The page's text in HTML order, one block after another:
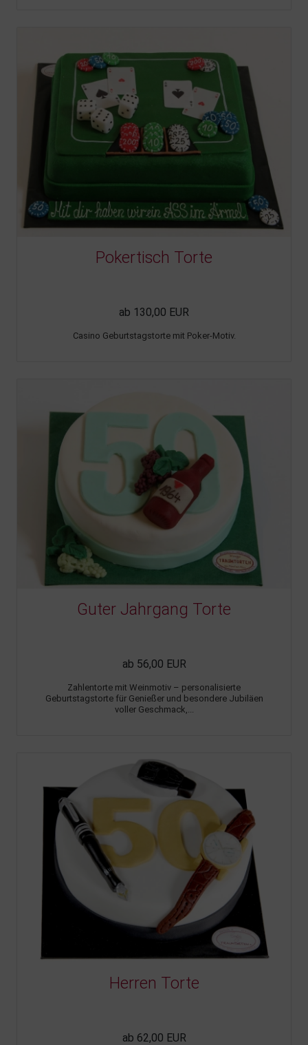
Pokertisch Torte
ab 130,00 EUR
Casino Geburtstagstorte mit Poker-Motiv.
Guter Jahrgang Torte
ab 56,00 EUR
Zahlentorte mit Weinmotiv – personalisierte
Geburtstagstorte für Genießer und besondere Jubiläen
voller Geschmack,...
Herren Torte
ab 62,00 EUR